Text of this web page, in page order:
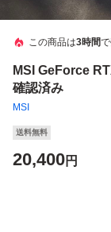
この商品は3時間
MSI GeForce
確認済み
MSI
送料無料
20,400円